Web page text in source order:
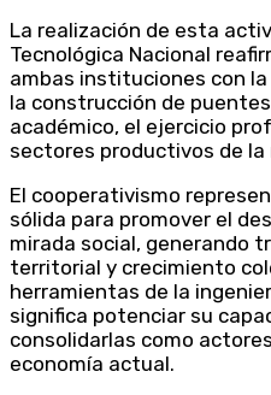
La realización de esta
Tecnológica Nacional
ambas instituciones con
la construcción de
académico, el ejercicio
sectores productivos de la
El cooperativismo
sólida para promover el
mirada social, generando
territorial y crecimiento
herramientas de la
significa potenciar su
consolidarlas como
economía actual.